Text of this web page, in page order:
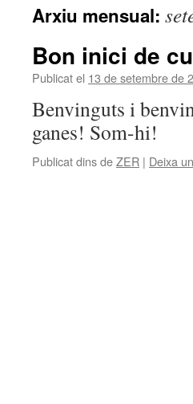
Arxiu mensual:
Bon inici de
Publicat el 13 de setembre de
Benvinguts i
ganes! Som-hi!
Publicat dins deZER | Deixa